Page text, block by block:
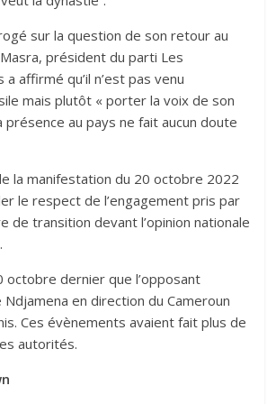
sur la question de son retour au
président du parti Les
affirmé qu’il n’est pas venu
mais plutôt « porter la voix de son
au pays ne fait aucun doute
la manifestation du 20 octobre 2022
le respect de l’engagement pris par
de transition devant l’opinion nationale
octobre dernier que l’opposant
en direction du Cameroun
Ces évènements avaient fait plus de
autorités.